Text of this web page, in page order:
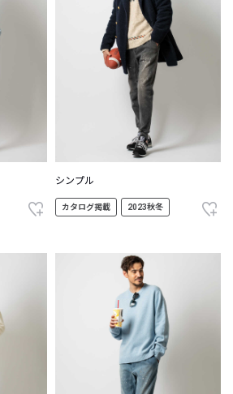
シンプル
カタログ掲載 2023秋冬